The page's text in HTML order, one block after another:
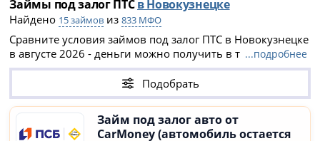
Займы под залог ПТСв Новокузнецке
Найдено 15 займов из833 МФО
Сравните условия займов под залог ПТС в Новокузнецке
в августе 2026 - деньги можно получить в течение 1
дня, при этом автомобиль останется у вас. Условия
займов под ПТС в МФО Новокузнецка: сумма кредита до
20 000 000 ₽, срок от 7 дней до 60 месяцев.
...подробнее
Подобрать
Займ под залог авто от
CarMoney (автомобиль остается